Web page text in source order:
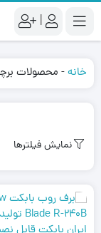
|
خانه- محصولات
نمایش فیلترها